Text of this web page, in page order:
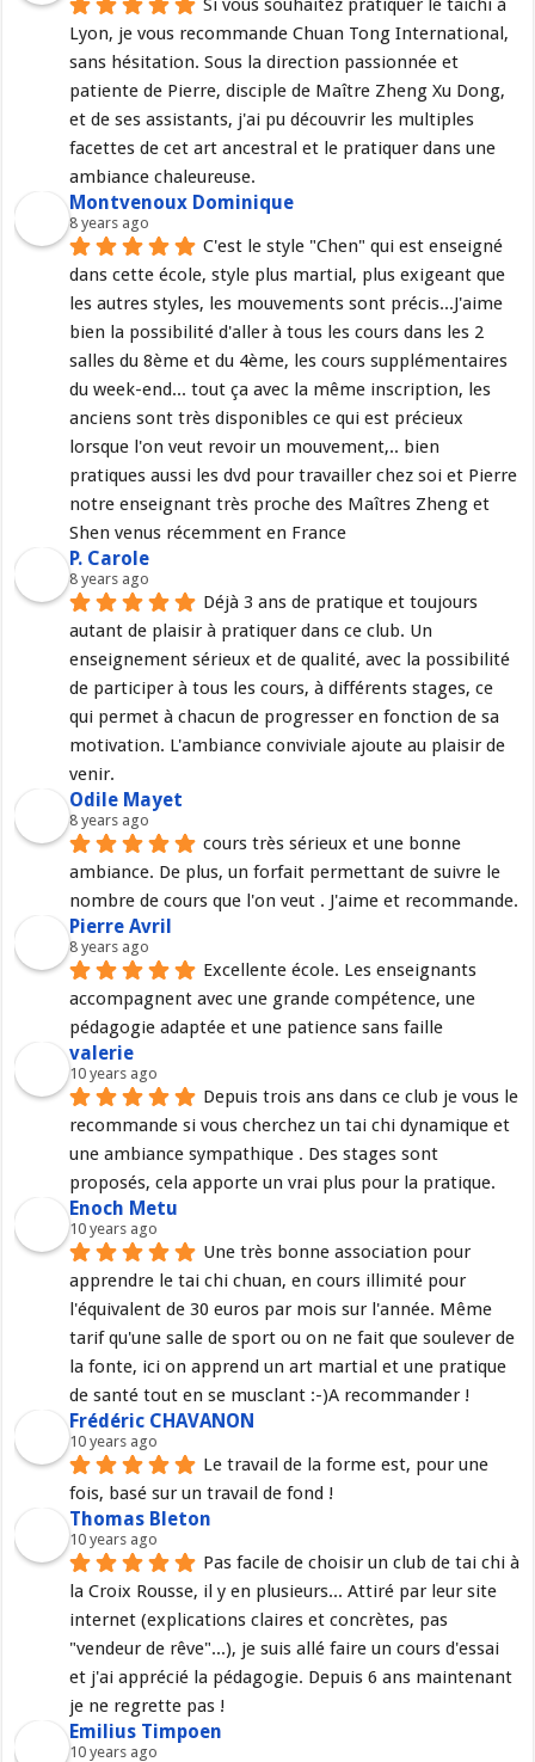
Si vous souhaitez pratiquer le taichi à
Lyon, je vous recommande Chuan Tong International,
sans hésitation. Sous la direction passionnée et
patiente de Pierre, disciple de Maître Zheng Xu Dong,
et de ses assistants, j'ai pu découvrir les multiples
facettes de cet art ancestral et le pratiquer dans une
ambiance chaleureuse.
Montvenoux Dominique
8 years ago
C'est le style "Chen" qui est enseigné
dans cette école, style plus martial, plus exigeant que
les autres styles, les mouvements sont précis...J'aime
bien la possibilité d'aller à tous les cours dans les 2
salles du 8ème et du 4ème, les cours supplémentaires
du week-end... tout ça avec la même inscription, les
anciens sont très disponibles ce qui est précieux
lorsque l'on veut revoir un mouvement,.. bien
pratiques aussi les dvd pour travailler chez soi et Pierre
notre enseignant très proche des Maîtres Zheng et
Shen venus récemment en France
P. Carole
8 years ago
Déjà 3 ans de pratique et toujours
autant de plaisir à pratiquer dans ce club. Un
enseignement sérieux et de qualité, avec la possibilité
de participer à tous les cours, à différents stages, ce
qui permet à chacun de progresser en fonction de sa
motivation. L'ambiance conviviale ajoute au plaisir de
venir.
Odile Mayet
8 years ago
cours très sérieux et une bonne
ambiance. De plus, un forfait permettant de suivre le
nombre de cours que l'on veut . J'aime et recommande.
Pierre Avril
8 years ago
Excellente école. Les enseignants
accompagnent avec une grande compétence, une
pédagogie adaptée et une patience sans faille
valerie
10 years ago
Depuis trois ans dans ce club je vous le
recommande si vous cherchez un tai chi dynamique et
une ambiance sympathique . Des stages sont
proposés, cela apporte un vrai plus pour la pratique.
Enoch Metu
10 years ago
Une très bonne association pour
apprendre le tai chi chuan, en cours illimité pour
l'équivalent de 30 euros par mois sur l'année. Même
tarif qu'une salle de sport ou on ne fait que soulever de
la fonte, ici on apprend un art martial et une pratique
de santé tout en se musclant :-)A recommander !
Frédéric CHAVANON
10 years ago
Le travail de la forme est, pour une
fois, basé sur un travail de fond !
Thomas Bleton
10 years ago
Pas facile de choisir un club de tai chi à
la Croix Rousse, il y en plusieurs... Attiré par leur site
internet (explications claires et concrètes, pas
"vendeur de rêve"...), je suis allé faire un cours d'essai
et j'ai apprécié la pédagogie. Depuis 6 ans maintenant
je ne regrette pas !
Emilius Timpoen
10 years ago